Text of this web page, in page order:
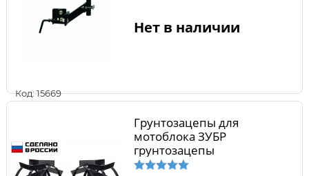
Код: 15669
Нет в наличии
Грунтозацепы для
мотоблока ЗУБР
грунтозацепы